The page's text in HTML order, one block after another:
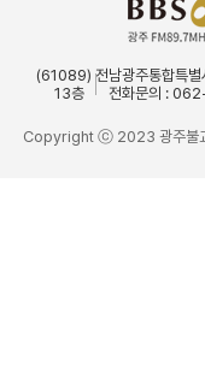
(61089) 전남광주통합특별
13층
전화문의 :
Copyright ⓒ 2023 광주불